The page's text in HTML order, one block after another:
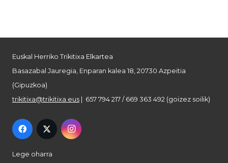
Euskal Herriko Trikitixa Elkartea
Basazabal Jauregia, Enparan kalea 18, 20730 Azpeitia
(Gipuzkoa)
trikitixa@trikitixa.eus | 657 794 217 / 669 363 492 (goizez soilik)
Lege oharra